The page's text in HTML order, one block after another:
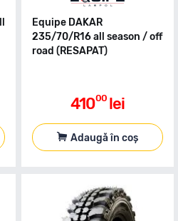
Equipe DAKAR
235/70/R16 all season / off
road (RESAPAT)
41000 lei
Adaugă în coș